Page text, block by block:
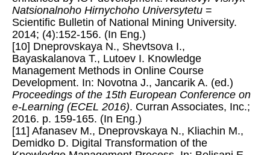
Natsionalnoho Hirnychoho Universytetu =
Scientific Bulletin of National Mining University.
2014; (4):152-156. (In Eng.)
[10] Dneprovskaya N., Shevtsova I.,
Bayaskalanova T., Lutoev I. Knowledge
Management Methods in Online Course
Development. In: Novotna J., Jancarik A. (ed.)
Proceedings of the 15th European Conference on
e-Learning (ECEL 2016). Curran Associates, Inc.;
2016. p. 159-165. (In Eng.)
[11] Afanasev M., Dneprovskaya N., Kliachin M.,
Demidko D. Digital Transformation of the